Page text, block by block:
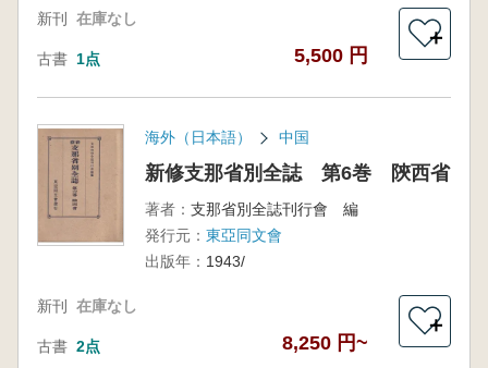
新刊 在庫なし
古書 1点 5,500 円
＋
海外（日本語） 中国
新修支那省別全誌 第6巻 陝西省
著者： 支那省別全誌刊行會 編
発行元： 東亞同文會
出版年： 1943/
新刊 在庫なし
古書 2点 8,250 円~
＋